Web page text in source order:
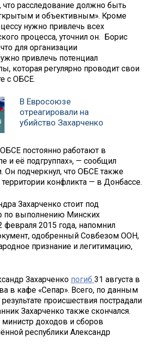
что расследование должно быть
и объективным». Кроме
нужно привлечь всех
процесса, уточнил он. Борис
для организации
привлечь потенциал
которая регулярно проводит свои
с ОБСЕ.
В Евросоюзе
отреагировали на
убийство Захарченко
постоянно работают в
и её подгруппах», — сообщил
Он подчеркнул, что ОБСЕ также
территории конфликта — в Донбассе.
Захарченко стоит под
по выполнению Минских
февраля 2015 года, напомнил
одобренный Совбезом ООН,
признание и легитимацию,
Захарченко погиб 31 августа в
в кафе «Сепар». Всего, по данным
происшествия пострадали
Захарченко также скончался.
министр доходов и сборов
республики Александр